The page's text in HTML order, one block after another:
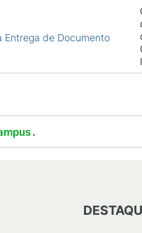
Entrega de Documento
.